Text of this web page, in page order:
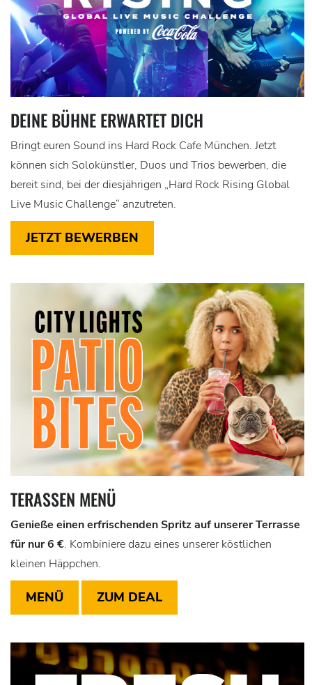
DEINE BÜHNE ERWARTET DICH
Bringt euren Sound ins Hard Rock Cafe München. Jetzt
können sich Solokünstler, Duos und Trios bewerben, die
bereit sind, bei der diesjährigen „Hard Rock Rising Global
Live Music Challenge“ anzutreten.
JETZT BEWERBEN
TERASSEN MENÜ
Genieße einen erfrischenden Spritz auf unserer Terrasse
für nur 6 €. Kombiniere dazu eines unserer köstlichen
kleinen Häppchen.
MENÜ ZUM DEAL